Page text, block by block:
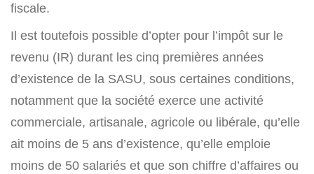
fiscale.
Il est toutefois possible d’opter pour l’impôt sur le
revenu (IR) durant les cinq premières années
d’existence de la SASU, sous certaines conditions,
notamment que la société exerce une activité
commerciale, artisanale, agricole ou libérale, qu’elle
ait moins de 5 ans d’existence, qu’elle emploie
moins de 50 salariés et que son chiffre d’affaires ou